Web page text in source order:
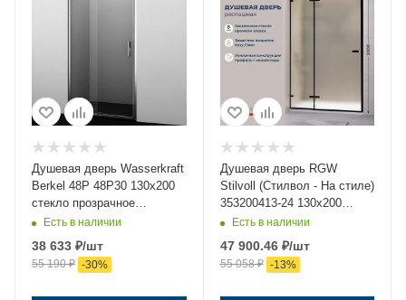
Душевая дверь Wasserkraft
Berkel 48P 48P30 130х200
стекло прозрачное
профиль хром
Есть в наличии
38 633 ₽/шт
55 190₽ -30%
Душевая дверь RGW
Stilvoll (Стилвол - На стиле)
353200413-24 130х200
стекло матовое профиль
Есть в наличии
47 900.46₽/шт
55 058₽ -13%